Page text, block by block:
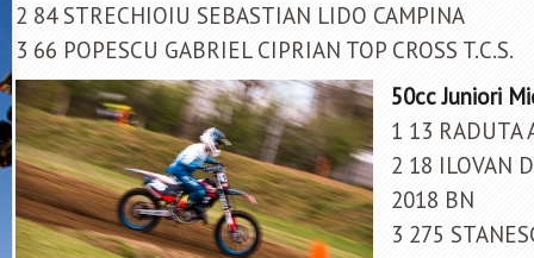
2 84 STRECHIOIU SEBASTIAN LIDO CAMPINA
3 66 POPESCU GABRIEL CIPRIAN TOP CROSS T.C.S.
50cc Juniori
1 13 RADUTA
2 18 ILOVAN
2018 BN
3 275